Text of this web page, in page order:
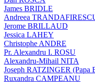
James BRIDLE
Andreea
Jerome BRILLAUD
Jessica LAHEY
Christophe ANDRE
Pr. Alexandru I. ROSU
Alexandru-Mihail NITA
Joseph RATZINGER (Papa
Ruxandra CAMPEANU